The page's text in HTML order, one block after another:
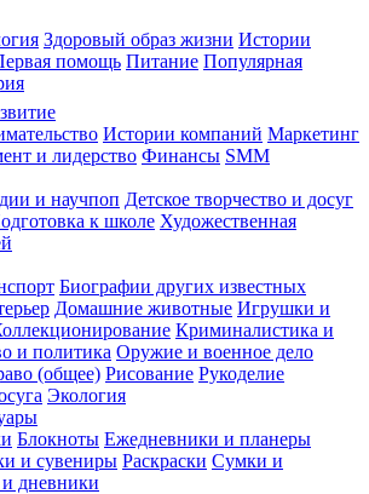
Здоровый образ жизни Истории
помощь Питание Популярная
Истории компаний Маркетинг
и лидерство Финансы SMM
и научпоп Детское творчество и досуг
к школе Художественная
Биографии других известных
Домашние животные Игрушки и
Криминалистика и
и политика Оружие и военное дело
(общее) Рисование Рукоделие
Экология
Блокноты Ежедневники и планеры
и сувениры Раскраски Сумки и
дневники